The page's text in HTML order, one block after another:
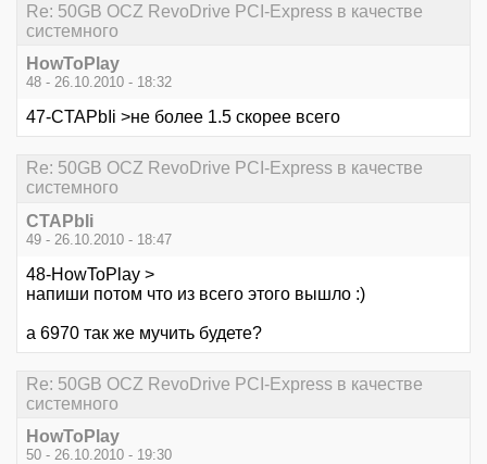
Re: 50GB OCZ RevoDrive PCI-Express в качестве
системного
HowToPlay
48 - 26.10.2010 - 18:32
47-CTAPbIi >не более 1.5 скорее всего
Re: 50GB OCZ RevoDrive PCI-Express в качестве
системного
CTAPbIi
49 - 26.10.2010 - 18:47
48-HowToPlay >
напиши потом что из всего этого вышло :)
а 6970 так же мучить будете?
Re: 50GB OCZ RevoDrive PCI-Express в качестве
системного
HowToPlay
50 - 26.10.2010 - 19:30